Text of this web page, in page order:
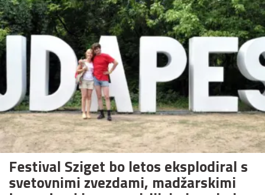
Festival Sziget bo letos eksplodiral s
svetovnimi zvezdami, madžarskimi